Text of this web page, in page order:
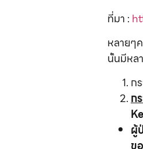
ที่มา :
หลายๆ
นั้นมีหล
ก
ก
ผู้